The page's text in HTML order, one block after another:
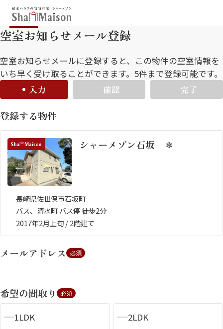
保存した条件
お気に入り
北海道
中部
九州
市区郡・路線・駅から探す
通勤・通学時間から探す
人気のカテゴリから探す
シャーメゾンとは
シャーメゾンセレクショ
空室お知らせメール登録
空室お知らせメールに登録すると、この物件の空室情報を
いち早く受け取ることができます。5件まで登録可能です。
入力
確認 完了
登録する物件
シャーメゾン石坂 ＊
長崎県佐世保市石坂町
バス、清水町 バス停 徒歩2分
2017年2月上旬 / 2階建て
メールアドレス 必須
希望の間取り 必須
1LDK 2LDK